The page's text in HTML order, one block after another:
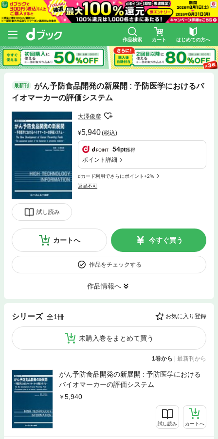
作品検索 カート はじめての方へ
最新刊
がん予防食品開発の新展開 : 予防医学におけるバ
イオマーカーの評価システム
試し読み
大澤俊彦
5,940(税込)
54pt獲得
ポイント詳細
dカード利用でさらにポイント+2%
返品不可
カートへ 今すぐ買う
作品をチェックする
作品情報へ
シリーズ 全1冊 お気に入り登録
未購入巻をまとめて買う
1巻から | 最新刊から
がん予防食品開発の新展開 : 予防医学における
バイオマーカーの評価システム
5,940
試し読み カートへ